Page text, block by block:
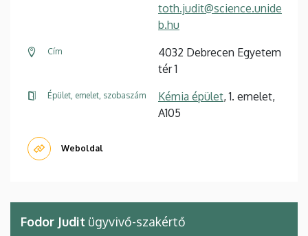
toth.judit@science.unide
b.hu
Cím
4032 Debrecen Egyetem
tér 1
Épület, emelet, szobaszám Kémia épület, 1. emelet,
A105
Weboldal
Fodor Judit ügyvivő-szakértő